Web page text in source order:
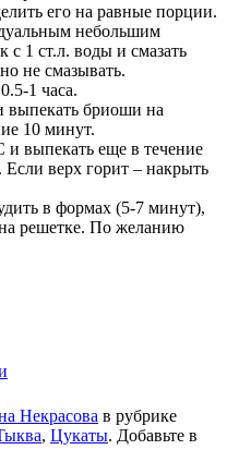
его на равные порции.
небольшим
1 ст.л. воды и смазать
не смазывать.
1 часа.
выпекать бриоши на
10 минут.
и выпекать еще в течение
верх горит – накрыть
в формах (5-7 минут),
решетке. По желанию
Некрасова в рубрике
, Цукаты. Добавьте в